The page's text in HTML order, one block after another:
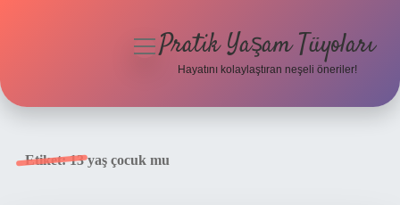
menüyü
Pratik Yaşam Tüyoları
Hayatını kolaylaştıran neşeli öneriler!
Etiket:13 yaş çocuk mu